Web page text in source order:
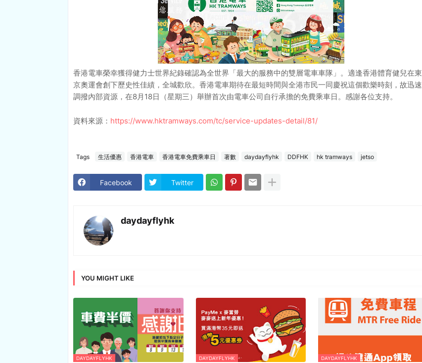
香港電車榮幸獲得健力士世界紀錄確認為全世界「最大的服務中的雙層電車車隊」。適逢香港體育健兒在東
京奧運會創下歷史性佳績，全城歡欣。香港電車期待在最短時間與全港市民一同慶祝這個歡樂時刻，故迅速
調撥內部資源，在8月18日（星期三）舉辦首次由電車公司自行承擔的免費乘車日。感謝各位支持。
資料來源： https://www.hktramways.com/tc/service-updates-detail/81/
Tags 生活優惠 香港電車 香港電車免費乘車日 著數 daydayflyhk DDFHK hk tramways jetso
Facebook Twitter
daydayflyhk
YOU MIGHT LIKE
DAYDAYFLYHK DAYDAYFLYHK DAYDAYFLYHK